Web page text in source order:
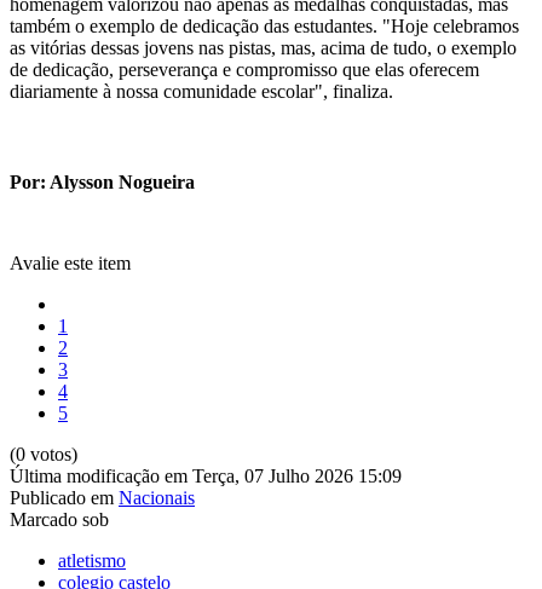
homenagem valorizou não apenas as medalhas conquistadas, mas
também o exemplo de dedicação das estudantes. "Hoje celebramos
as vitórias dessas jovens nas pistas, mas, acima de tudo, o exemplo
de dedicação, perseverança e compromisso que elas oferecem
diariamente à nossa comunidade escolar", finaliza.
Por: Alysson Nogueira
Avalie este item
1
2
3
4
5
(0 votos)
Última modificação em Terça, 07 Julho 2026 15:09
Publicado em Nacionais
Marcado sob
atletismo
colegio castelo